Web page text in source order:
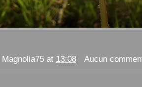
Magnolia75 at 13:08 Aucun